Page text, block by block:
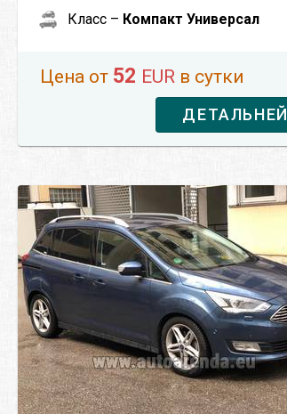
Класс – Компакт Универсал
Цена от 52 EUR в сутки
ДЕТАЛЬНЕЙ